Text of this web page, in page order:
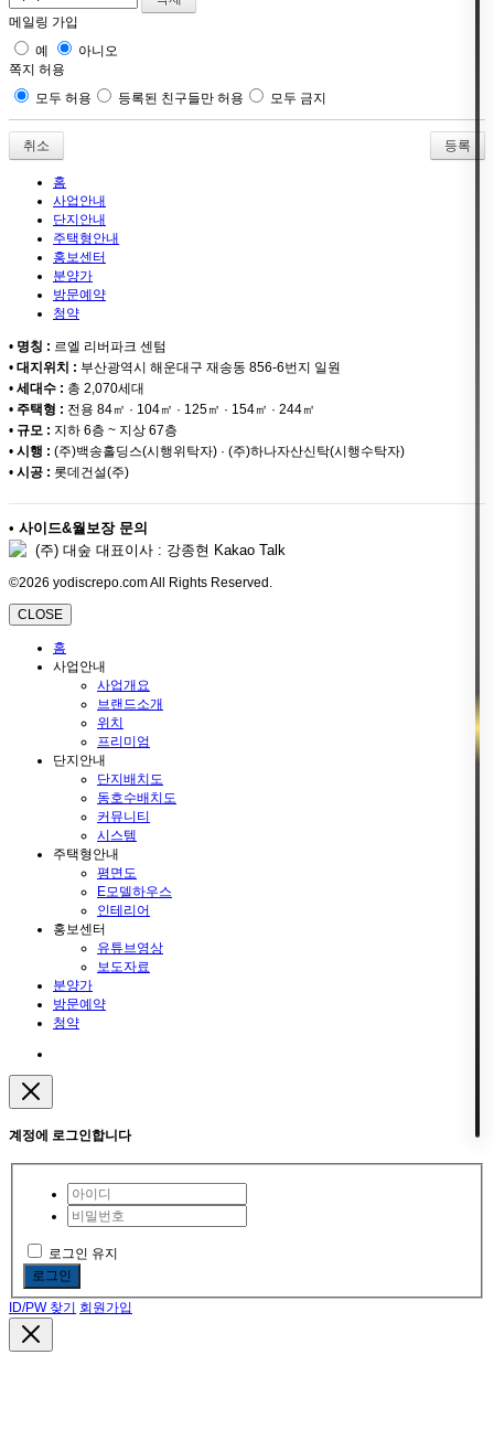
메일링 가입
예
아니오
쪽지 허용
모두 허용
등록된 친구들만 허용 모두 금지
취소
홈
사업안내
단지안내
주택형안내
홍보센터
분양가
방문예약
청약
• 명칭 : 르엘 리버파크 센텀
• 대지위치 : 부산광역시 해운대구 재송동 856-6번지 일원
• 세대수 : 총 2,070세대
• 주택형 : 전용 84㎡ · 104㎡ · 125㎡ · 154㎡ · 244㎡
• 규모 : 지하 6층 ~ 지상 67층
• 시행 : (주)백송홀딩스(시행위탁자) · (주)하나자산신탁(시행수탁자)
• 시공 : 롯데건설(주)
• 사이드&월보장 문의
(주) 대숲 대표이사 : 강종현 Kakao Talk
©2026 yodiscrepo.com All Rights Reserved.
CLOSE
홈
사업안내
사업개요
브랜드소개
위치
프리미엄
단지안내
단지배치도
동호수배치도
커뮤니티
시스템
주택형안내
평면도
E모델하우스
인테리어
홍보센터
유튜브영상
보도자료
분양가
방문예약
청약
계정에 로그인합니다
로그인 유지
로그인
ID/PW 찾기 회원가입